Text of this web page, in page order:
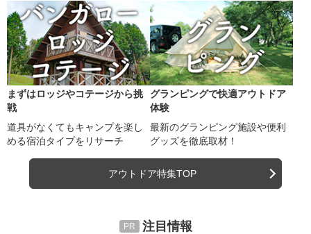
まずはロッジやコテージから挑
戦
道具がなくてもキャンプを楽し
める宿泊タイプをリサーチ
グランピングで快適アウトドア
体験
最新のグランピング施設や便利
グッズを徹底取材！
アウトドア特集TOP
注目情報